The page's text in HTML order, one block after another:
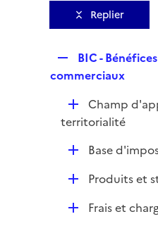
Replier
e
l
i
e
r
BIC -
commerciaux
D
é
Champ
territorialité
DBase
DProduits et
DFrais et